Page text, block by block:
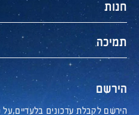
חנות
תמיכה
הירשם
הירשם לקבלת עדכונים בלעדיים,על